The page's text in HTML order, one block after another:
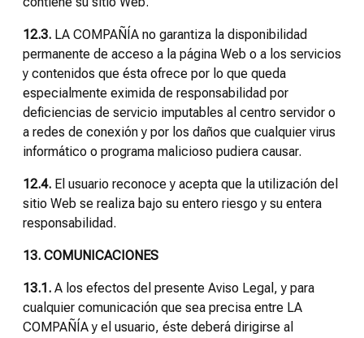
12.3. LA COMPAÑÍA no garantiza la disponibilidad
permanente de acceso a la página Web o a los servicios
y contenidos que ésta ofrece por lo que queda
especialmente eximida de responsabilidad por
deficiencias de servicio imputables al centro servidor o
a redes de conexión y por los daños que cualquier virus
informático o programa malicioso pudiera causar.
12.4. El usuario reconoce y acepta que la utilización del
sitio Web se realiza bajo su entero riesgo y su entera
responsabilidad.
13. COMUNICACIONES
13.1. A los efectos del presente Aviso Legal, y para
cualquier comunicación que sea precisa entre LA
COMPAÑÍA y el usuario, éste deberá dirigirse al